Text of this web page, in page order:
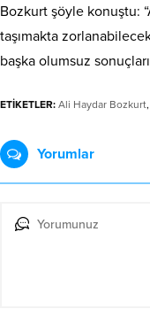
Bozkurt şöyle konuştu:
taşımakta
başka olumsuz
ETİKETLER: Ali Haydar Bozkurt,
Yorumlar